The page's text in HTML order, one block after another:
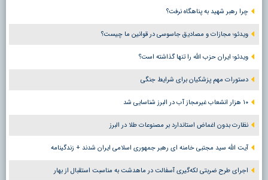
چرا رهبر شهید به پناهگاه نرفت؟
ویدئو؛ مجازات و مصادیق جاسوسی در قوانین ما چیست؟
ویدئو؛ ایران حزب الله را تنها گذاشته است؟
دستورات مهم پزشکیان برای شرایط جنگی
۱۰ هزار انشعاب غیرمجاز آب در البرز شناسایی شد
نظارت بدون اغماض استاندارد بر مصنوعات طلا در البرز
آیت الله سید مجتبی خامنه ای رهبر جمهوری اسلامی ایران شدند + زندگینامه
اجرای طرح ضربتی لکه‌گیری آسفالت در ماهدشت به مناسبت استقبال از بهار